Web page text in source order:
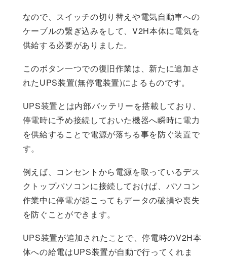
なので、スイッチの切り替えや電気自動車への
ケーブルの繋ぎ込みをして、V2H本体に電気を
供給する必要がありました。
このボタン一つでの復旧作業は、新たに追加さ
れたUPS装置(無停電装置)によるものです。
UPS装置とは内部バッテリーを搭載しており、
停電時に予め接続しておいた機器へ瞬時に電力
を供給することで電源が落ちる事を防ぐ装置で
す。
例えば、コンセントから電源を取っているデス
クトップパソコンに接続しておけば、パソコン
作業中に停電が起こってもデータの破損や喪失
を防ぐことができます。
UPS装置が追加されたことで、停電時のV2H本
体への給電はUPS装置が自動で行ってくれま